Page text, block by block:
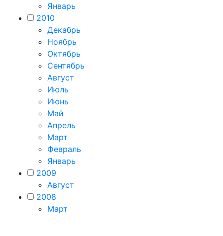
Январь
2010
Декабрь
Ноябрь
Октябрь
Сентябрь
Август
Июль
Июнь
Май
Апрель
Март
Февраль
Январь
2009
Август
2008
Март